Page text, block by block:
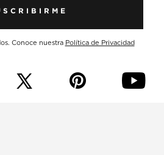
Conoce nuestra Política de Privacidad
p y